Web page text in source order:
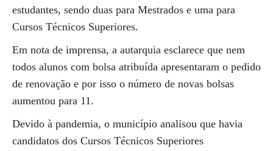
estudantes, sendo duas para Mestrados e uma para
Cursos Técnicos Superiores.
Em nota de imprensa, a autarquia esclarece que nem
todos alunos com bolsa atribuída apresentaram o pedido
de renovação e por isso o número de novas bolsas
aumentou para 11.
Devido à pandemia, o município analisou que havia
candidatos dos Cursos Técnicos Superiores